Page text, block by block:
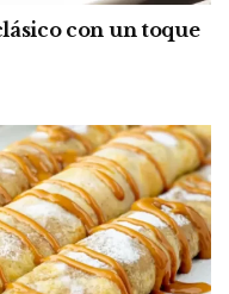
con un toque